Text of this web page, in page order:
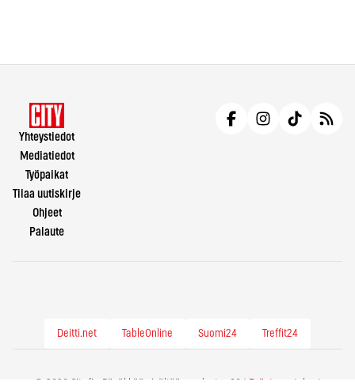
Yhteystiedot
Mediatiedot
Työpaikat
Tilaa uutiskirje
Ohjeet
Palaute
Deitti.net TableOnline Suomi24 Treffit24